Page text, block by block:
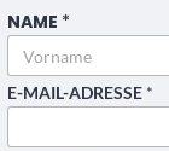
NAME *
Vorname
E-MAIL-ADRESSE *